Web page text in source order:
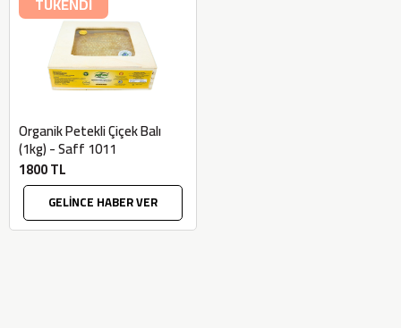
Organik Petekli Çiçek Balı
(1kg) - Saff 1011
1800 TL
GELİNCE HABER VER